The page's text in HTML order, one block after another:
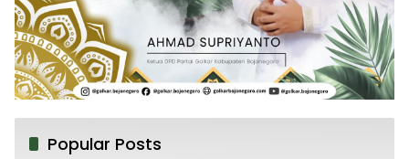
Popular Posts